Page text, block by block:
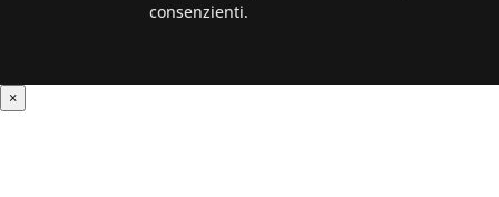
consenzienti.
×